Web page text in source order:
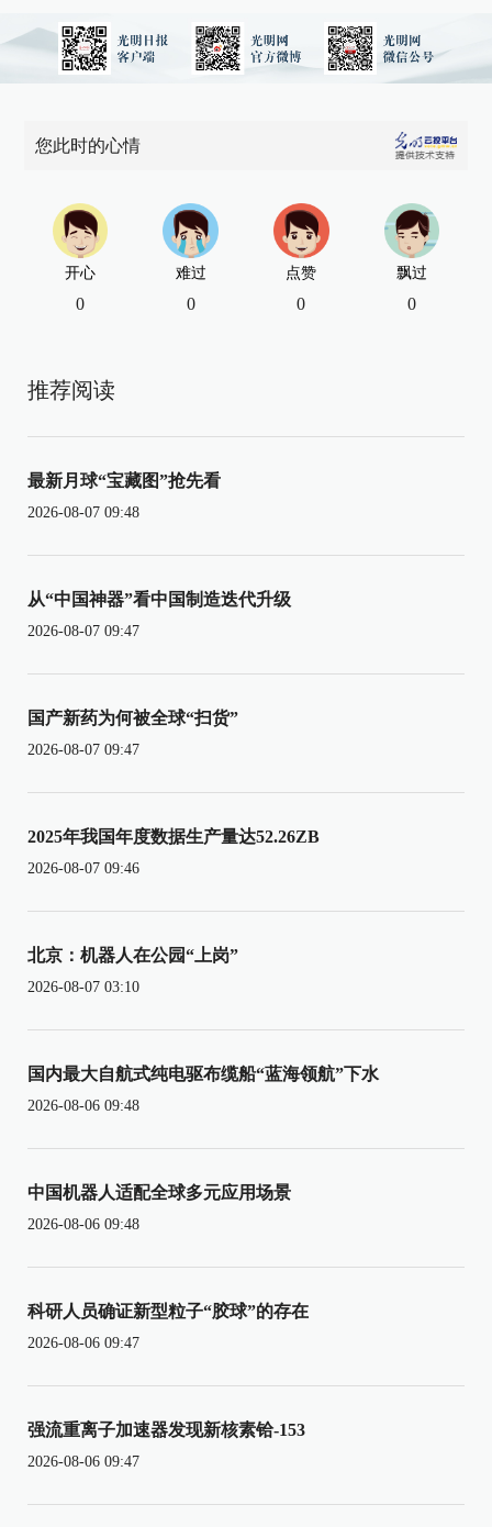
您此时的心情
开心
0
难过
0
点赞
0
飘过
0
推荐阅读
最新月球“宝藏图”抢先看
2026-08-07 09:48
从“中国神器”看中国制造迭代升级
2026-08-07 09:47
国产新药为何被全球“扫货”
2026-08-07 09:47
2025年我国年度数据生产量达52.26ZB
2026-08-07 09:46
北京：机器人在公园“上岗”
2026-08-07 03:10
国内最大自航式纯电驱布缆船“蓝海领航”下水
2026-08-06 09:48
中国机器人适配全球多元应用场景
2026-08-06 09:48
科研人员确证新型粒子“胶球”的存在
2026-08-06 09:47
强流重离子加速器发现新核素铪-153
2026-08-06 09:47